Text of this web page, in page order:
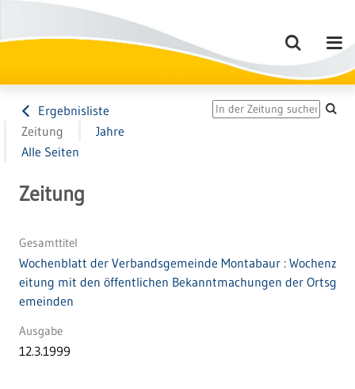
Ergebnisliste
Zeitung
Jahre
Alle Seiten
Zeitung
Gesamttitel
Wochenblatt der Verbandsgemeinde Montabaur : Wochenz
eitung mit den öffentlichen Bekanntmachungen der Ortsg
emeinden
Ausgabe
12.3.1999